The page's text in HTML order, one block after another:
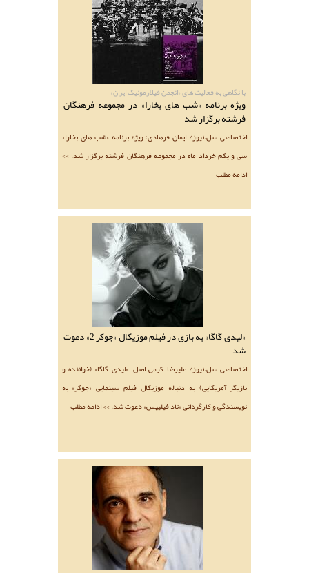
با نگاهی به فعالیت ‌های «انجمن فیلارمونیک ایران»
ویژه برنامه «شب‌ های بخارا» در مجموعه فرهنگان
فرشته برگزار شد
اختصاصی سل.نیوز/ ایمان فرهادی: ویژه برنامه «شب‌ های بخارا»
سی و یکم خرداد ماه در مجموعه فرهنگان فرشته برگزار شد. >>
ادامه مطلب
«لیدی گاگا» به بازی در فیلم موزیکال «جوکر 2» دعوت
شد
اختصاصی سل.نیوز/ علیرضا کرمی اصل: «لیدی گاگا» (خواننده و
بازیگر آمریکایی) به دنباله موزیکال فیلم سینمایی «جوکر» به
نویسندگی و کارگردانی «تاد فیلیپس» دعوت شد. >> ادامه مطلب